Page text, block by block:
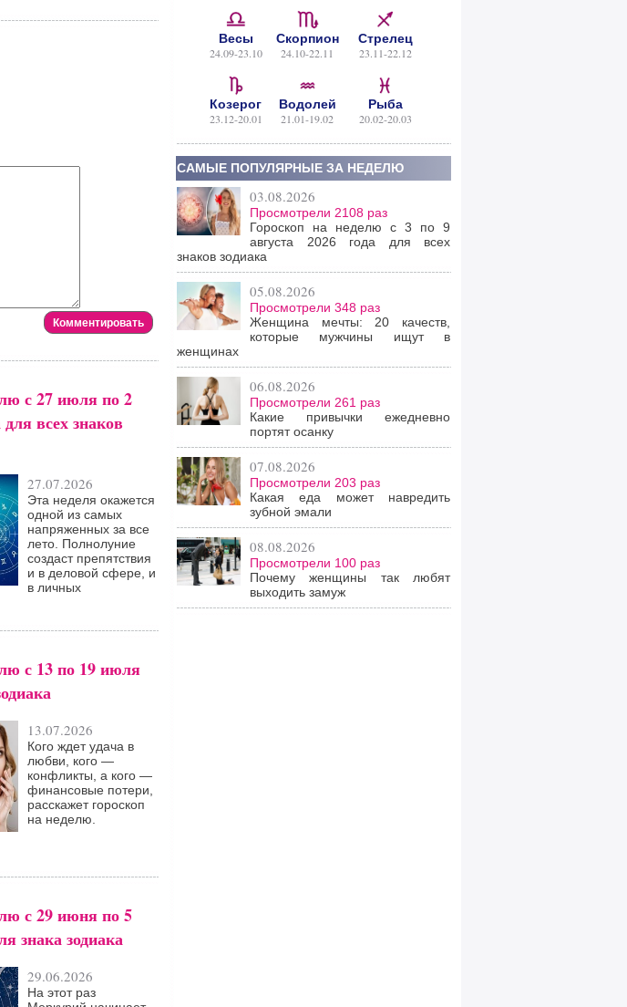
с 27 июля по 2
для всех знаков
27.07.2026
Эта неделя окажется
одной из самых
напряженных за все
лето. Полнолуние
создаст препятствия
и в деловой сфере, и
в личных
с 13 по 19 июля
13.07.2026
Кого ждет удача в
любви, кого —
конфликты, а кого —
финансовые потери,
расскажет гороскоп
на неделю.
с 29 июня по 5
знака зодиака
29.06.2026
На этот раз
Весы
24.09-23.10
Скорпион
24.10-22.11
Стрелец
23.11-22.12
Козерог
23.12-20.01
Водолей
21.01-19.02
Рыба
20.02-20.03
САМЫЕ ПОПУЛЯРНЫЕ ЗА НЕДЕЛЮ
03.08.2026
Просмотрели 2108 раз
Гороскоп на неделю с 3 по 9
августа 2026 года для всех
знаков зодиака
05.08.2026
Просмотрели 348 раз
Женщина мечты: 20 качеств,
которые мужчины ищут в
женщинах
06.08.2026
Просмотрели 261 раз
Какие привычки ежедневно
портят осанку
07.08.2026
Просмотрели 203 раз
Какая еда может навредить
зубной эмали
08.08.2026
Просмотрели 100 раз
Почему женщины так любят
выходить замуж